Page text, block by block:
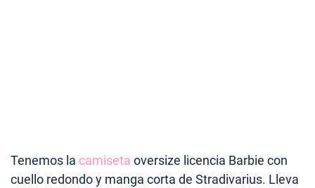
Tenemos la camiseta oversize licencia Barbie con
cuello redondo y manga corta de Stradivarius. Lleva